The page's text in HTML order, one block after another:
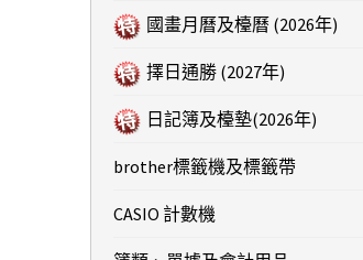
國畫月曆及檯曆 (2026年)
擇日通勝 (2027年)
日記簿及檯墊(2026年)
brother標籤機及標籤帶
CASIO 計數機